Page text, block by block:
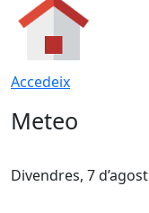
Accedeix
Meteo
Divendres, 7 d’agost